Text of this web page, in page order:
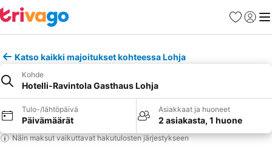
Suosikit
Katso kaikki majoitukset kohteessa Lohja
Kohde
Hotelli-Ravintola Gasthaus Lohja
Tulo-/lähtöpäivä
Päivämäärät
Asiakkaat ja huoneet
2 asiakasta, 1 huone
Näin maksut vaikuttavat hakutulosten järjestykseen